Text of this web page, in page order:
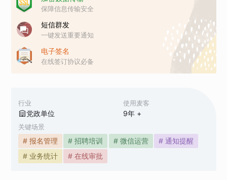
行业
党政单位
使用麦客
9年 +
关键场景
# 报名管理 # 招聘培训 # 微信运营
# 通知提醒
# 业务统计
# 在线审批
保障信息传输安全
短信群发
一键发送重要通知
电子签名
在线签订协议必备